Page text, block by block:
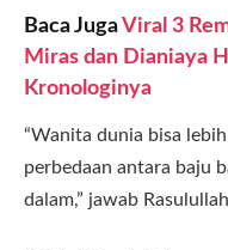
Baca JugaViral 3
Miras dan Dianiaya
Kronologinya
“Wanita dunia bisa
perbedaan antara baju
dalam,” jawab